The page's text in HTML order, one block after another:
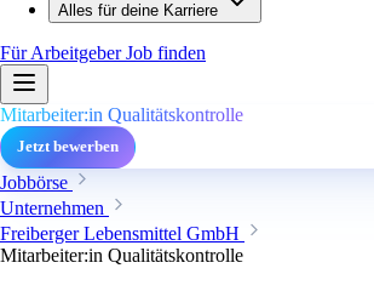
Alles für deine Karriere
Für ArbeitgeberJob finden
Mitarbeiter:in Qualitätskontrolle
Jetzt bewerben
Jobbörse
Unternehmen
Freiberger Lebensmittel GmbH
Mitarbeiter:in Qualitätskontrolle